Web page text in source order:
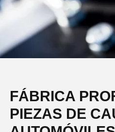
FÁBRICA
PIEZAS DE